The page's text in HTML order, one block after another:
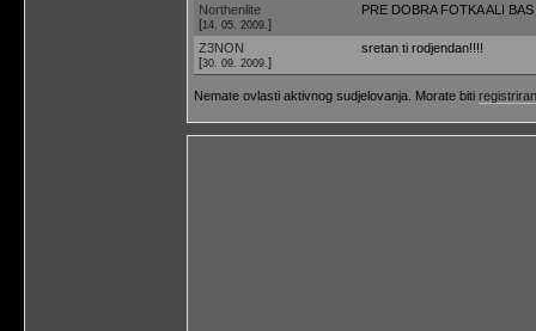
Northenlite
[14. 05. 2009. ]
PRE DOBRA FOTKA ALI
Z3NON
[30. 09. 2009. ]
sretan ti rodjendan!!!!
Nemate ovlasti aktivnog sudjelovanja. Morate biti